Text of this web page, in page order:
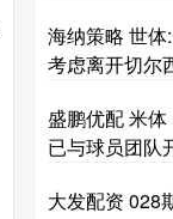
海纳策略 世
考虑离开切尔
盛鹏优配 米
已与球员团队
大发配资 028